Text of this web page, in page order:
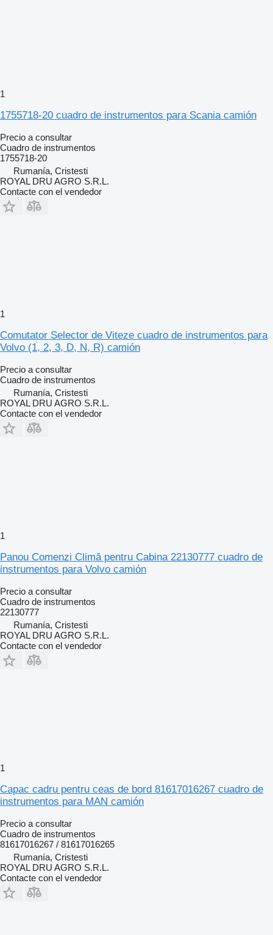
1
1755718-20 cuadro de instrumentos para Scania camión
Precio a consultar
Cuadro de instrumentos
1755718-20
Rumanía, Cristesti
ROYAL DRU AGRO S.R.L.
Contacte con el vendedor
1
Comutator Selector de Viteze cuadro de instrumentos para
Volvo (1, 2, 3, D, N, R) camión
Precio a consultar
Cuadro de instrumentos
Rumanía, Cristesti
ROYAL DRU AGRO S.R.L.
Contacte con el vendedor
1
Panou Comenzi Climă pentru Cabina 22130777 cuadro de
instrumentos para Volvo camión
Precio a consultar
Cuadro de instrumentos
22130777
Rumanía, Cristesti
ROYAL DRU AGRO S.R.L.
Contacte con el vendedor
1
Capac cadru pentru ceas de bord 81617016267 cuadro de
instrumentos para MAN camión
Precio a consultar
Cuadro de instrumentos
81617016267 / 81617016265
Rumanía, Cristesti
ROYAL DRU AGRO S.R.L.
Contacte con el vendedor